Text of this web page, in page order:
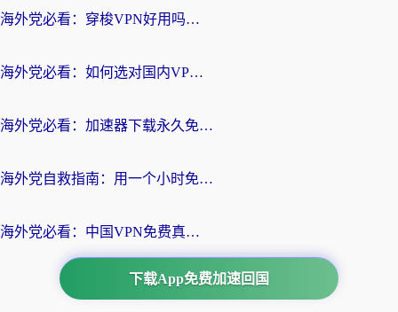
海外党必看：穿梭VPN好用吗？和云帆VPN对比哪个回国效果更好？附真实测评+避坑指南
海外党必看：如何选对国内VPN，实现无缝访问国内资源？
海外党必看：加速器下载永久免费版真的存在吗？教你无缝访问国内资源的正确姿势
海外党自救指南：用一个小时免费加速器，轻松打破国内资源访问壁垒？
海外党必看：中国VPN免费真的靠谱吗？手把手教你选对回国加速器
下载App免费加速回国